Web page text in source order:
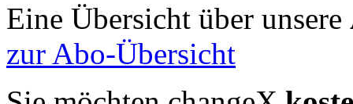
Eine Übersicht über unsere
zur Abo-Übersicht